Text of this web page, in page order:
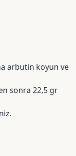
arbutin koyun ve
sonra 22,5 gr